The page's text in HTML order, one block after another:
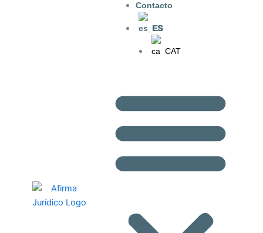
Contacto
ES
CAT